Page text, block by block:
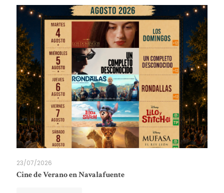
23/07/2026
Cine de Verano en Navalafuente